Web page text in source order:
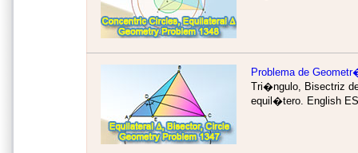
Problema de
Tri�ngulo, Bisectriz
equil�tero. English